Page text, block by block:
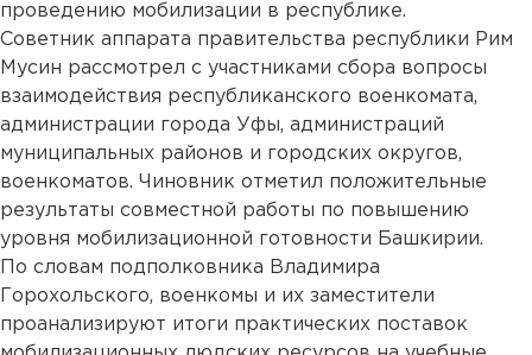
проведению мобилизации в республике.
Советник аппарата правительства республики Рим
Мусин рассмотрел с участниками сбора вопросы
взаимодействия республиканского военкомата,
администрации города Уфы, администраций
муниципальных районов и городских округов,
военкоматов. Чиновник отметил положительные
результаты совместной работы по повышению
уровня мобилизационной готовности Башкирии.
По словам подполковника Владимира
Горохольского, военкомы и их заместители
проанализируют итоги практических поставок